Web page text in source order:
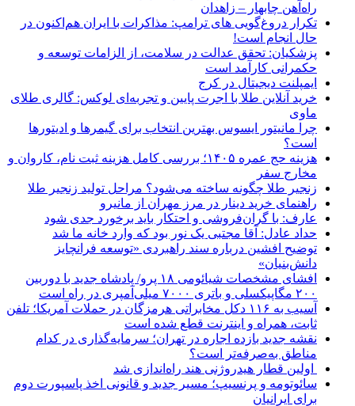
راه‌آهن چابهار – زاهدان
تکرار دروغ‌گویی های ترامپ: مذاکرات با ایران هم‌اکنون در
حال انجام است!
پزشکیان: تحقق عدالت در سلامت، از الزامات توسعه و
حکمرانی کارآمد است
ایمپلنت دیجیتال در کرج
خرید آنلاین طلا با اجرت پایین و تجربه‌ای لوکس: گالری طلای
ماوی
چرا مانیتور ایسوس بهترین انتخاب برای گیمرها و ادیتورها
است؟
هزینه حج عمره ۱۴۰۵؛ بررسی کامل هزینه ثبت نام، کاروان و
مخارج سفر
زنجیر طلا چگونه ساخته می‌شود؟ مراحل تولید زنجیر طلا
راهنمای خرید دینار در مرز مهران از مانیرو
عارف: با گران‌فروشی و احتکار باید برخورد جدی شود
حداد عادل: آقا مجتبی یک نور بود که وارد خانه ما شد
توضیح افشین درباره سند راهبردی «توسعه فرانچایز
دانش‌بنیان»
افشای مشخصات شیائومی ۱۸ پرو/ پادشاه جدید با دوربین
۲۰۰ مگاپیکسلی و باتری ۷۰۰۰ میلی‌آمپری در راه است
آسیب به ۱۱۶ دکل مخابراتی هرمزگان در حملات آمریکا؛ تلفن
ثابت، همراه و اینترنت ‌قطع شده است
نقشه جدید بازده اجاره در تهران؛ سرمایه‌گذاری در کدام
مناطق به‌صرفه‌تر است؟
اولین قطار هیدروژنی هند راه‌اندازی شد
سائوتومه و پرنسیپ؛ مسیر جدید و قانونی اخذ پاسپورت دوم
برای ایرانیان